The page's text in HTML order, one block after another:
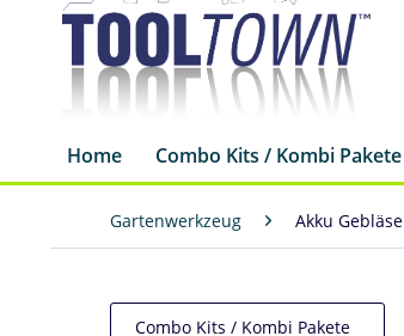
Home Combo Kits / Kombi Pakete
Gartenwerkzeug Akku Gebläse
Combo Kits / Kombi Pakete